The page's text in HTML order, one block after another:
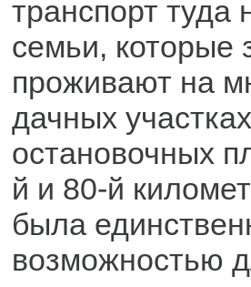
транспорт туда
семьи, которые
проживают на
дачных
остановочных
й и 80-й
была
возможностью